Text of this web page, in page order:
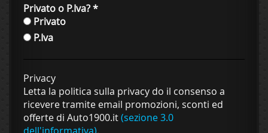
Privato o P.Iva?*
Privato
P.Iva
Privacy
Letta la politica sulla privacy do il consenso a
ricevere tramite email promozioni, sconti ed
offerte di Auto1900.it(sezione 3.0